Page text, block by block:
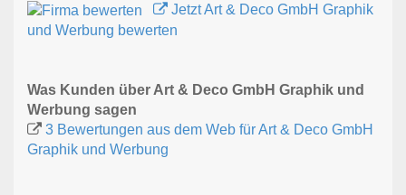
Jetzt Art & Deco GmbH Graphik
und Werbung bewerten
Was Kunden über Art & Deco GmbH Graphik und
Werbung sagen
3 Bewertungen aus dem Web für Art & Deco GmbH
Graphik und Werbung